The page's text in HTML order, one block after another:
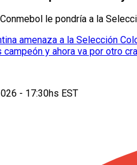
le pondría a la
amenaza a la Selección
campeón y ahora va por otro
- 17:30hs EST